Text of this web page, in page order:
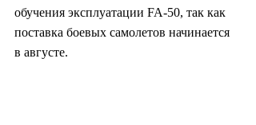
обучения эксплуатации FA-50, так как
поставка боевых самолетов начинается
в августе.